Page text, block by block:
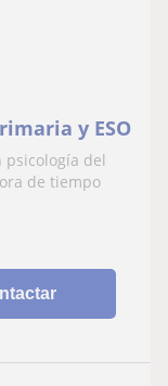
y ESO
psicología del
de tiempo